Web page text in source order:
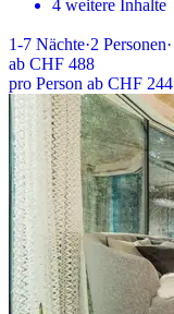
4 weitere Inhalte
1-7 Nächte·2 Personen·
ab CHF 488
pro Person ab CHF 244